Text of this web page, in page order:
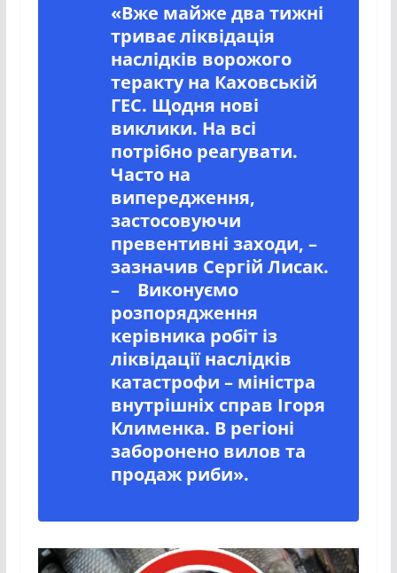
«Вже майже два тижні
триває ліквідація
наслідків ворожого
теракту на Каховській
ГЕС. Щодня нові
виклики. На всі
потрібно реагувати.
Часто на
випередження,
застосовуючи
превентивні заходи, –
зазначив Сергій Лисак.
– Виконуємо
розпорядження
керівника робіт із
ліквідації наслідків
катастрофи – міністра
внутрішніх справ Ігоря
Клименка. В регіоні
заборонено вилов та
продаж риби».